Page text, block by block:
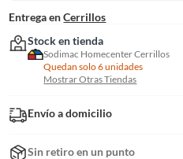
Entrega en Cerrillos
Stock en tienda
Sodimac Homecenter Cerrillos
Quedan solo 6 unidades
Mostrar Otras Tiendas
Envío a domicilio
Sin retiro en un punto